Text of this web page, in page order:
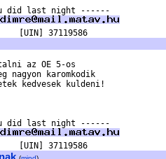
did last night ------
az OE 5-os
nagyon karomkodik
kedvesek kuldeni!
did last night ------